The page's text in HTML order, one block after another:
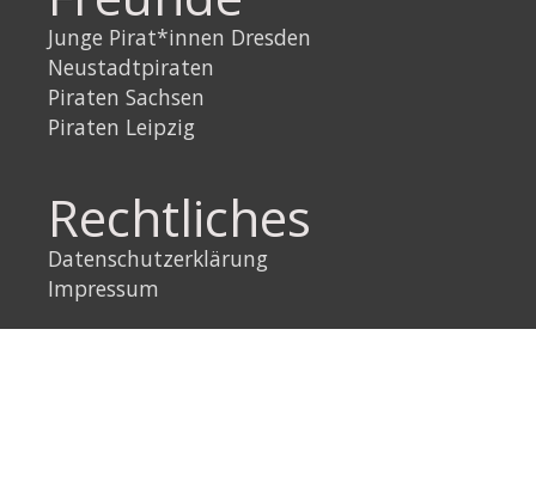
Junge Pirat*innen Dresden
Neustadtpiraten
Piraten Sachsen
Piraten Leipzig
Rechtliches
Datenschutzerklärung
Impressum